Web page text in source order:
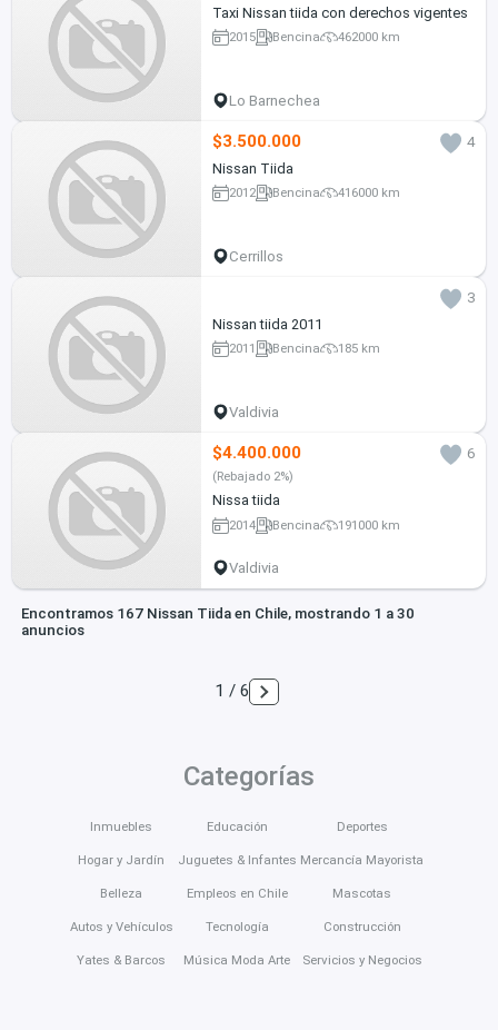
Taxi Nissan tiida con derechos vigentes
2015 Bencina 462000 km
Lo Barnechea
$3.500.000
4
Nissan Tiida
2012 Bencina 416000 km
Cerrillos
3
Nissan tiida 2011
2011 Bencina 185 km
Valdivia
$4.400.000 6
(Rebajado 2%)
Nissa tiida
2014 Bencina 191000 km
Valdivia
Encontramos 167 Nissan Tiida en Chile, mostrando 1 a 30
anuncios
1 / 6
Categorías
Inmuebles
Hogar y Jardín
Belleza
Autos y Vehículos
Yates & Barcos
Educación
Juguetes & Infantes
Empleos en Chile
Tecnología
Música Moda Arte
Deportes
Mercancía Mayorista
Mascotas
Construcción
Servicios y Negocios